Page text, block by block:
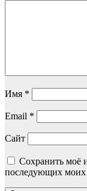
Имя *
Email *
Сайт
Сохранить моё
последующих моих